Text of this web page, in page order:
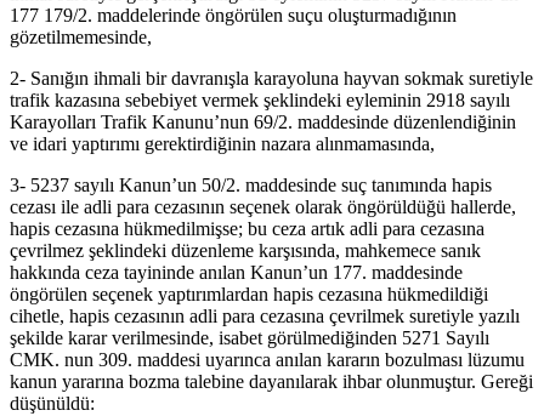
177 179/2. maddelerinde öngörülen suçu oluşturmadığının
gözetilmemesinde,
2- Sanığın ihmali bir davranışla karayoluna hayvan sokmak suretiyle
trafik kazasına sebebiyet vermek şeklindeki eyleminin 2918 sayılı
Karayolları Trafik Kanunu’nun 69/2. maddesinde düzenlendiğinin
ve idari yaptırımı gerektirdiğinin nazara alınmamasında,
3- 5237 sayılı Kanun’un 50/2. maddesinde suç tanımında hapis
cezası ile adli para cezasının seçenek olarak öngörüldüğü hallerde,
hapis cezasına hükmedilmişse; bu ceza artık adli para cezasına
çevrilmez şeklindeki düzenleme karşısında, mahkemece sanık
hakkında ceza tayininde anılan Kanun’un 177. maddesinde
öngörülen seçenek yaptırımlardan hapis cezasına hükmedildiği
cihetle, hapis cezasının adli para cezasına çevrilmek suretiyle yazılı
şekilde karar verilmesinde, isabet görülmediğinden 5271 Sayılı
CMK. nun 309. maddesi uyarınca anılan kararın bozulması lüzumu
kanun yararına bozma talebine dayanılarak ihbar olunmuştur. Gereği
düşünüldü: